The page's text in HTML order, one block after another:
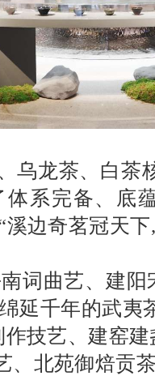
乌龙茶、白茶
系完备、底
边奇茗冠天
词曲艺、建
延千年的武夷
技艺、建窑
、北苑御焙贡